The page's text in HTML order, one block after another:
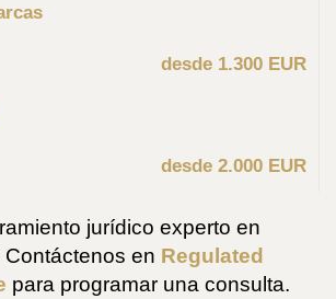
desde 1.300 EUR
desde 2.000 EUR
jurídico experto en
en Regulated
para programar una consulta.